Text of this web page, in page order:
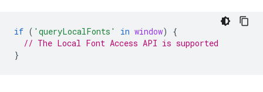
if ( 'queryLocalFonts' in window)
{
// The Local Font Access API is supported
}